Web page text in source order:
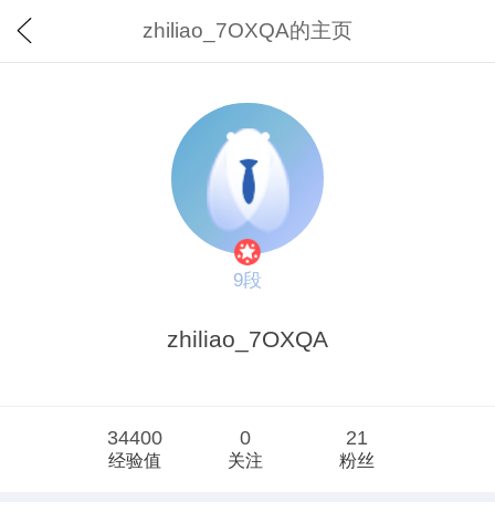
zhiliao_7OXQA的主页
9段
zhiliao_7OXQA
34400
经验值
0
关注
21
粉丝